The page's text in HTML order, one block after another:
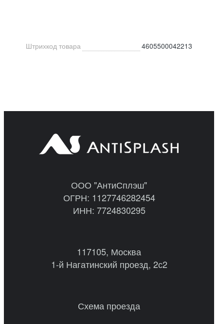
Штрихкод товара 4605500042213
ООО "АнтиСплэш"
ОГРН: 1127746282454
ИНН: 7724830295
117105, Москва
1-й Нагатинский проезд, 2с2
Схема проезда